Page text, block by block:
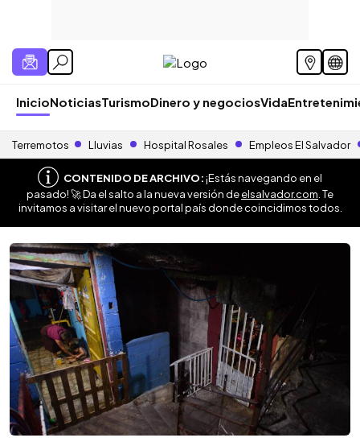
InicioNoticiasTurismoDinero y negociosVida
Terremotos Lluvias Hospital Rosales Empleos El Salvador
CONTENIDO DE ARCHIVO:¡Estás navegando en el
pasado! 🚀 Da el salto a la nueva versión deelsalvador.com . Te
invitamos a visitar el nuevo portal país donde coincidimos todos.